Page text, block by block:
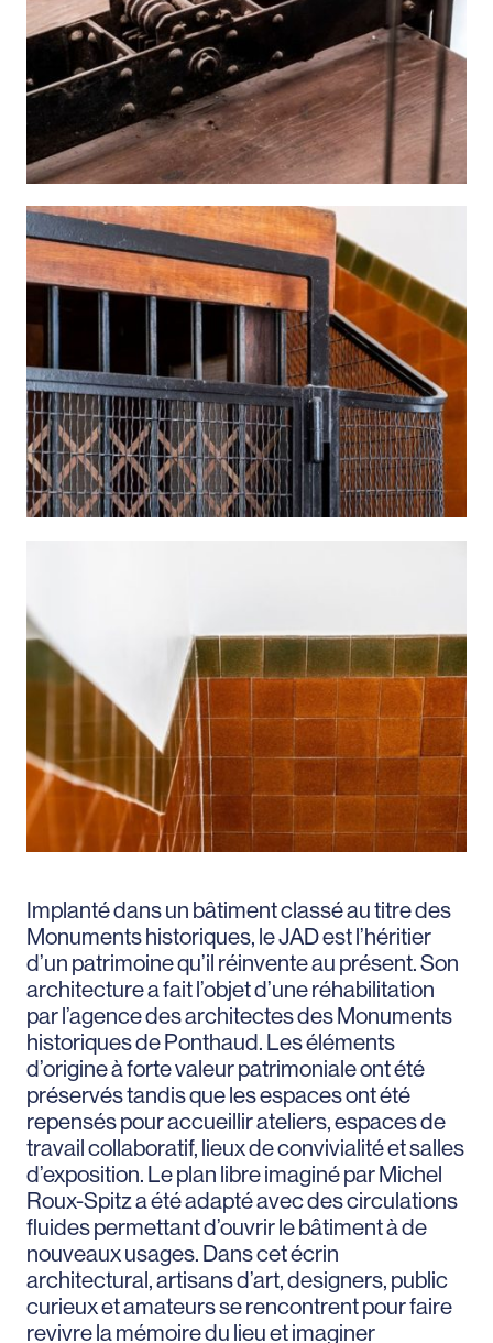
Implanté dans un bâtiment classé au titre des
Monuments historiques, le JAD est l’héritier
d’un patrimoine qu’il réinvente au présent. Son
architecture a fait l’objet d’une réhabilitation
par l’agence des architectes des Monuments
historiques de Ponthaud. Les éléments
d’origine à forte valeur patrimoniale ont été
préservés tandis que les espaces ont été
repensés pour accueillir ateliers, espaces de
travail collaboratif, lieux de convivialité et salles
d’exposition. Le plan libre imaginé par Michel
Roux-Spitz a été adapté avec des circulations
fluides permettant d’ouvrir le bâtiment à de
nouveaux usages. Dans cet écrin
architectural, artisans d’art, designers, public
curieux et amateurs se rencontrent pour faire
revivre la mémoire du lieu et imaginer